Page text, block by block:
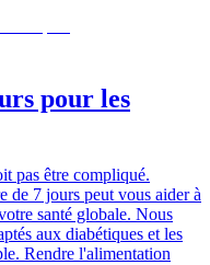
pour les
pas être compliqué.
de 7 jours peut vous aider à
santé globale. Nous
aux diabétiques et les
Rendre l'alimentation